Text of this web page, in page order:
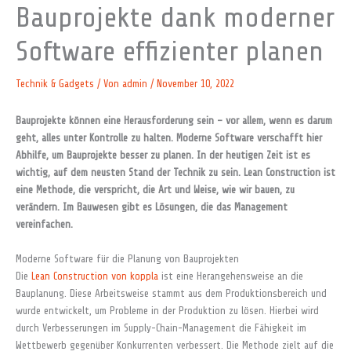
Bauprojekte dank moderner
Software effizienter planen
Technik & Gadgets / Von admin / November 10, 2022
Bauprojekte können eine Herausforderung sein – vor allem, wenn es darum
geht, alles unter Kontrolle zu halten. Moderne Software verschafft hier
Abhilfe, um Bauprojekte besser zu planen. In der heutigen Zeit ist es
wichtig, auf dem neusten Stand der Technik zu sein. Lean Construction ist
eine Methode, die verspricht, die Art und Weise, wie wir bauen, zu
verändern. Im Bauwesen gibt es Lösungen, die das Management
vereinfachen.
Moderne Software für die Planung von Bauprojekten
Die
Lean Construction von koppla ist eine Herangehensweise an die
Bauplanung. Diese Arbeitsweise stammt aus dem Produktionsbereich und
wurde entwickelt, um Probleme in der Produktion zu lösen. Hierbei wird
durch Verbesserungen im Supply-Chain-Management die Fähigkeit im
Wettbewerb gegenüber Konkurrenten verbessert. Die Methode zielt auf die